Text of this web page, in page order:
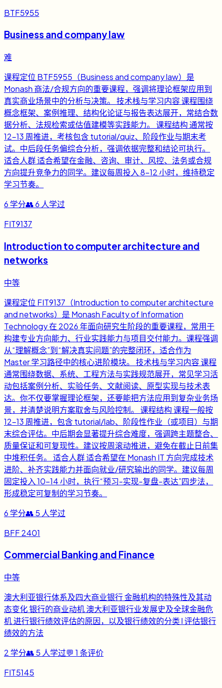
BTF5955
Business and company law
难
课程定位 BTF5955（Business and company law）是
Monash 商法/合规方向的重要课程，强调将理论框架应用到
真实商业场景中的分析与决策。 技术栈与学习内容 课程围绕
概念框架、案例推理、结构化论证与报告表达展开，常结合数
据分析、法规检索或估值建模等实践能力。 课程结构 通常按
12-13 周推进，考核包含 tutorial/quiz、阶段作业与期末考
试。中后段任务偏综合分析，强调依据完整和结论可执行。
适合人群 适合希望在金融、咨询、审计、风控、法务或合规
方向提升竞争力的同学。建议每周投入 8-12 小时，维持稳定
学习节奏。
6 学分👥6 人学过
FIT9137
Introduction to computer architecture and
networks
中等
课程定位 FIT9137（Introduction to computer architecture
and networks）是 Monash Faculty of Information
Technology 在 2026 年面向研究生阶段的重要课程，常用于
构建专业方向能力、行业实践能力与项目交付能力。课程强调
从“理解概念”到“解决真实问题”的完整闭环，适合作为
Master 学习路径中的核心进阶模块。 技术栈与学习内容 课程
通常围绕数据、系统、工程方法与实践规范展开，常见学习活
动包括案例分析、实验任务、文献阅读、原型实现与技术表
达。你不仅要掌握理论框架，还要能把方法应用到复杂业务场
景，并清楚说明方案取舍与风险控制。 课程结构 课程一般按
12-13 周推进，包含 tutorial/lab、阶段性作业（或项目）与期
末综合评估。中后期会显著提升综合难度，强调跨主题整合、
质量保证和可复现性。建议按周滚动推进，避免在截止日前集
中堆积任务。 适合人群 适合希望在 Monash IT 方向完成技术
进阶、补齐实践能力并面向就业/研究输出的同学。建议每周
固定投入 10-14 小时，执行“预习-实现-复盘-表达”四步法，
形成稳定可复制的学习节奏。
6 学分👥 5 人学过
BFF 2401
Commercial Banking and Finance
中等
澳大利亚银行体系及四大商业银行 金融机构的特殊性及其动
态变化 银行的商业动机 澳大利亚银行业发展史及全球金融危
机 进行银行绩效评估的原因，以及银行绩效的分类 l 评估银行
绩效的方法
2 学分👥 5 人学过💬 1 条评价
FIT5145